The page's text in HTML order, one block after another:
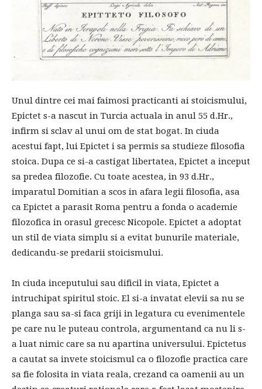
Unul dintre cei mai faimosi practicanti ai stoicismului,
Epictet s-a nascut in Turcia actuala in anul 55 d.Hr.,
infirm si sclav al unui om de stat bogat. In ciuda
acestui fapt, lui Epictet i sa permis sa studieze filosofia
stoica. Dupa ce si-a castigat libertatea, Epictet a inceput
sa predea filozofie. Cu toate acestea, in 93 d.Hr.,
imparatul Domitian a scos in afara legii filosofia, asa
ca Epictet a parasit Roma pentru a fonda o academie
filozofica in orasul grecesc Nicopole. Epictet a adoptat
un stil de viata simplu si a evitat bunurile materiale,
dedicandu-se predarii stoicismului.
In ciuda inceputului sau dificil in viata, Epictet a
intruchipat spiritul stoic. El si-a invatat elevii sa nu se
planga sau sa-si faca griji in legatura cu evenimentele
pe care nu le puteau controla, argumentand ca nu li s-
a luat nimic care sa nu apartina universului. Epictetus
a cautat sa invete stoicismul ca o filozofie practica care
sa fie folosita in viata reala, crezand ca oamenii au un